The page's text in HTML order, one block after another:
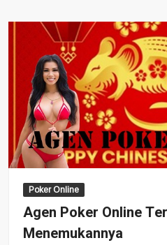
Poker Online
Agen Poker Online
Menemukannya